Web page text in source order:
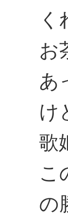
お
あ
け
歌
こ
の